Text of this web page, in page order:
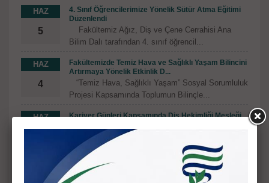
HAZ
5
4. Sınıf Öğrencilerimize Yönelik Sütür Atma Eğitimi
Düzenlendi
Fakültemiz Ağız, Diş ve Çene Cerrahisi Ana
Bilim Dalı tarafından 4. sınıf öğrencil...
HAZ
4
Fakültemizde Temiz Hava ve Sağlıklı Yaşam Bilincini
Artırmaya Yönelik Etkinlik D...
“Temiz Hava, Sağlıklı Yaşam” Sosyal Sorumluluk
Projesi Kapsamında Toplumun Bilinçle...
HAZ
Kariyer Günleri Kapsamında Diş Hekimliği Mesleği
Kariyer Günleri etkinlikleri kapsamında, 21 Mayıs
2026 tarihinde Şehit Erhan Dural Kız Anadolu İ...
Diş Hekimliği Fakültesi’nden Anaokulu Öğrencilerine
Koruyucu Ağız ve Diş Sağlığı...